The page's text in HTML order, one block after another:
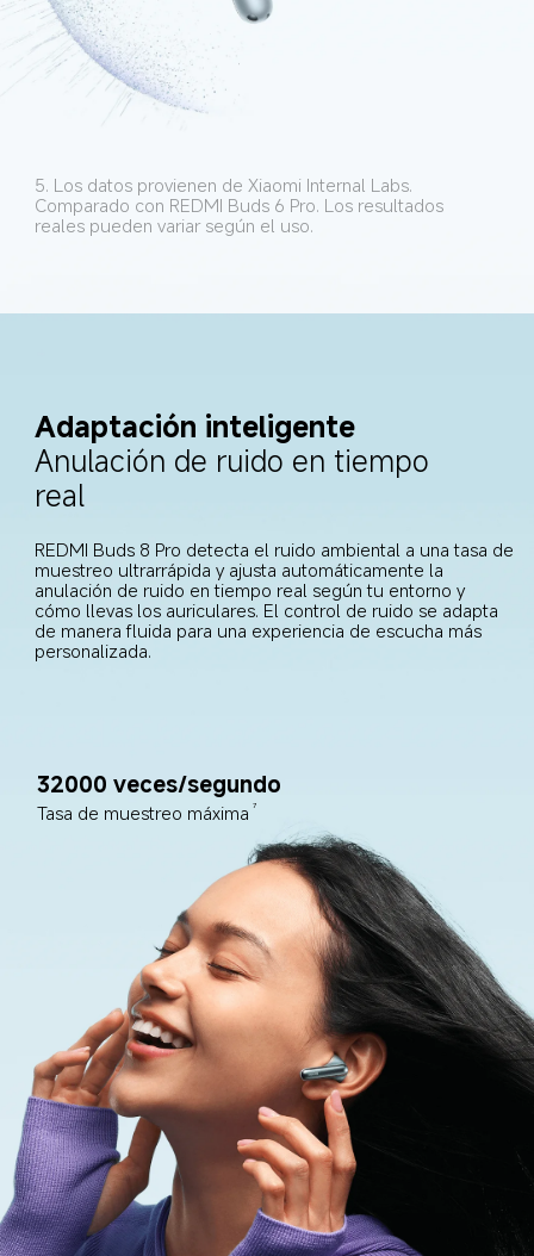
5. Los datos provienen de Xiaomi Internal Labs.
Comparado con REDMI Buds 6 Pro. Los resultados
reales pueden variar según el uso.
Adaptación inteligente
Anulación de ruido en tiempo
real
REDMI Buds 8 Pro detecta el ruido ambiental a una tasa de
muestreo ultrarrápida y ajusta automáticamente la
anulación de ruido en tiempo real según tu entorno y
cómo llevas los auriculares. El control de ruido se adapta
de manera fluida para una experiencia de escucha más
personalizada.
32000 veces/segundo
Tasa de muestreo máxima 7